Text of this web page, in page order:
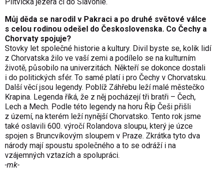
Můj děda se narodil v Pakraci a po druhé světové válce
s celou rodinou odešel do Československa. Co Čechy a
Chorvaty spojuje?
Stovky let společné historie a kultury. Divil byste se, kolik lidí
z Chorvatska žilo ve vaší zemi a podílelo se na kulturním
životě, působilo na univerzitách. Někteří se dokonce dostali
i do politických sfér. To samé platí i pro Čechy v Chorvatsku.
Další věcí jsou legendy. Poblíž Záhřebu leží malé městečko
Krapina. Legenda říká, že z něj pocházejí tři bratři – Čech,
Lech a Mech. Podle této legendy na horu Říp Češi přišli
z území, na kterém leží nynější Chorvatsko. Tento rok jsme
také oslavili 600. výročí Rolandova sloupu, který je úzce
spojen s Bruncvíkovým sloupem v Praze. Zkrátka tyto dva
národy mají spoustu společného a to se odráží i na
vzájemných vztazích a spolupráci.
-mk-